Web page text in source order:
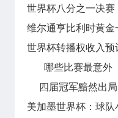
世界杯八分之一决
维尔通亨比利时黄金
世界杯转播权收入预
哪些比赛最意外
四届冠军黯然出局
美加墨世界杯：球